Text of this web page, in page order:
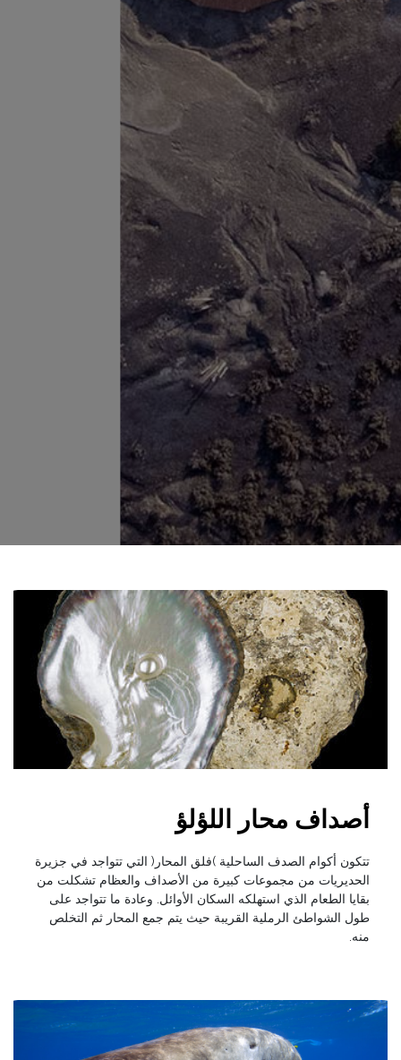
أصداف محار اللؤلؤ
تتكون أكوام الصدف الساحلية )فلق المحار( التي تتواجد في جزيرة
الحديريات من مجموعات كبيرة من الأصداف والعظام تشكلت من
بقايا الطعام الذي استهلكه السكان الأوائل. وعادة ما تتواجد على
طول الشواطئ الرملية القريبة حيث يتم جمع المحار ثم التخلص
منه.